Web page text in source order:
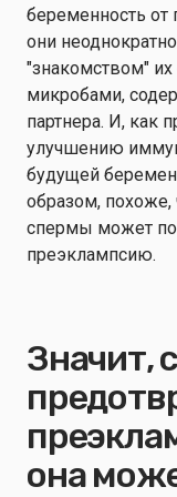
беременность от
они
"знакомством"
микробами,
партнера. И, как
улучшению
будущей
образом, похоже,
спермы может
преэклампсию.
Значит,
она